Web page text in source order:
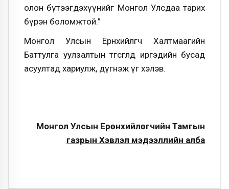
олон бүтээгдэхүүнийг Монгол Улсдаа тарих
бүрэн боломжтой.”
Монгол Улсын Ерөнхийлөгч Халтмаагийн
Баттулга уулзалтын төгсгөлд иргэдийн бусад
асуултад хариулж, дүгнэж үг хэлэв.
Монгол Улсын Ерөнхийлөгчийн Тамгын
газрын Хэвлэл мэдээллийн алба